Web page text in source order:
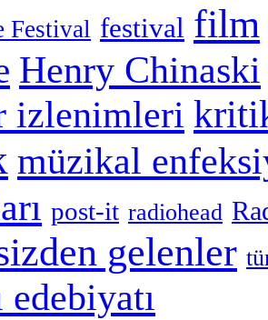
Festival festival film
Henry Chinaski
izlenimleri
müzikal
post-it radiohead
gelenler
edebiyatı